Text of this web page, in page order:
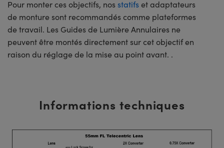
Pour monter ces objectifs, nos statifset adaptateurs
de monture sont recommandés comme plateformes
de travail. Les Guides de Lumière Annulaires ne
peuvent être montés directement sur cet objectif en
raison du réglage de la mise au point avant. .
Informations techniques